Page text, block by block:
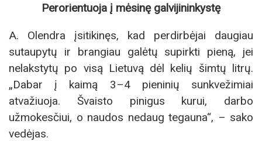
Perorientuoja į mėsinę galvijininkystę
A. Olendra įsitikinęs, kad perdirbėjai daugiau
sutaupytų ir brangiau galėtų supirkti pieną, jei
nelakstytų po visą Lietuvą dėl kelių šimtų litrų.
„Dabar į kaimą 3–4 pieninių sunkvežimiai
atvažiuoja. Švaisto pinigus kurui, darbo
užmokesčiui, o naudos nedaug tegauna“, – sako
vedėjas.